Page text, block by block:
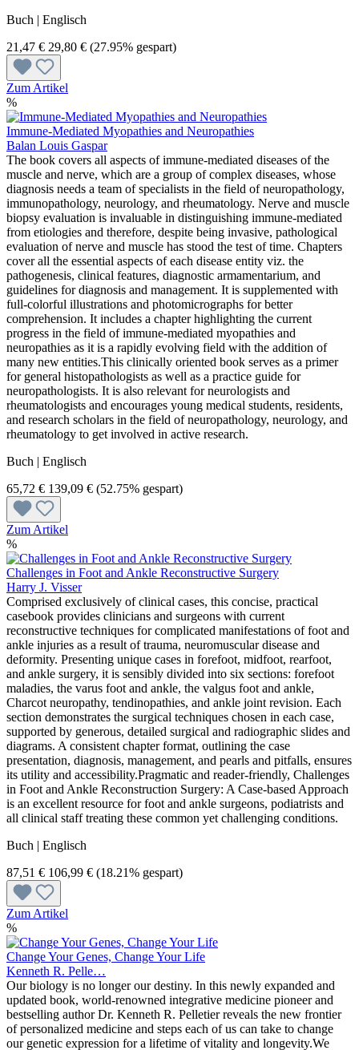
Buch | Englisch
21,47 € 29,80 € (27.95% gespart)
Zum Artikel
%
Immune-Mediated Myopathies and Neuropathies
Balan Louis Gaspar
The book covers all aspects of immune-mediated diseases of the
muscle and nerve, which are a group of complex diseases, whose
diagnosis needs a team of specialists in the field of neuropathology,
immunopathology, neurology, and rheumatology. Nerve and muscle
biopsy evaluation is invaluable in distinguishing immune-mediated
from etiologies and therefore, despite being invasive, pathological
evaluation of nerve and muscle has stood the test of time. Chapters
cover all the essential aspects of each disease entity viz. the
pathogenesis, clinical features, diagnostic armamentarium, and
guidelines for diagnosis and management. It is supplemented with
full-colorful illustrations and photomicrographs for better
comprehension. It includes a chapter highlighting the current
progress in the field of immune-mediated myopathies and
neuropathies as it is a rapidly evolving field with the addition of
many new entities.This clinically oriented book serves as a primer
for general histopathologists as well as a practice guide for
neuropathologists. It is also relevant for neurologists and
rheumatologists and encourages young medical students, residents,
and research scholars in the field of neuropathology, neurology, and
rheumatology to get involved in active research.
Buch | Englisch
65,72 € 139,09 € (52.75% gespart)
Zum Artikel
%
Challenges in Foot and Ankle Reconstructive Surgery
Harry J. Visser
Comprised exclusively of clinical cases, this concise, practical
casebook provides clinicians and surgeons with current
reconstructive techniques for complicated manifestations of foot and
ankle injuries as a result of trauma, neuromuscular disease and
deformity. Presenting unique cases in forefoot, midfoot, rearfoot,
and ankle surgery, it is sensibly divided into six sections: forefoot
maladies, the varus foot and ankle, the valgus foot and ankle,
Charcot neuropathy, tendinopathies, and ankle joint revision. Each
section demonstrates the surgical techniques chosen in each case,
supported by generous, detailed surgical and radiographic slides and
diagrams. A consistent chapter format, outlining the case
presentation, diagnosis, management, and pearls and pitfalls, ensures
its utility and accessibility.Pragmatic and reader-friendly, Challenges
in Foot and Ankle Reconstruction Surgery: A Case-based Approach
is an excellent resource for foot and ankle surgeons, podiatrists and
all clinical staff treating these common yet challenging conditions.
Buch | Englisch
87,51 € 106,99 € (18.21% gespart)
Zum Artikel
%
Change Your Genes, Change Your Life
Kenneth R. Pelle…
Our biology is no longer our destiny. In this newly expanded and
updated book, world-renowned integrative medicine pioneer and
bestselling author Dr. Kenneth R. Pelletier reveals the new frontier
of personalized medicine and steps each of us can take to change
our genetic expression for a lifetime of vitality and longevity.We